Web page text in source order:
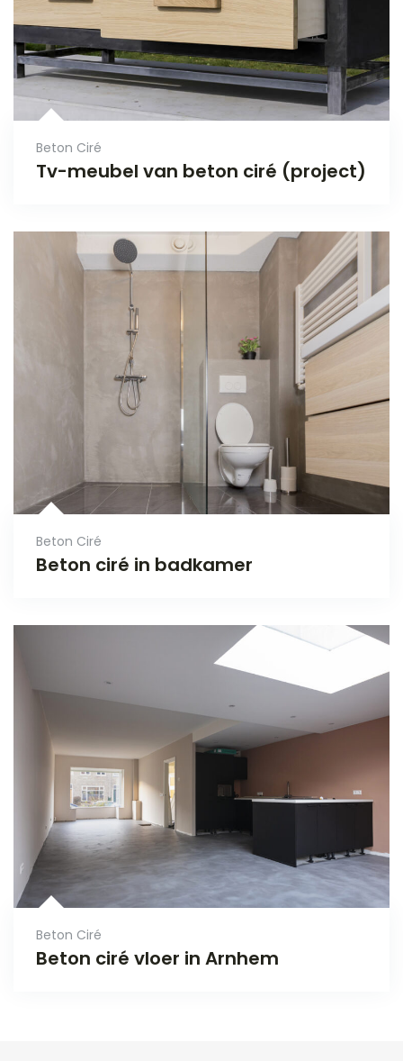
Beton Ciré
Tv-meubel van beton ciré (project)
Beton Ciré
Beton ciré in badkamer
Beton Ciré
Beton ciré vloer in Arnhem